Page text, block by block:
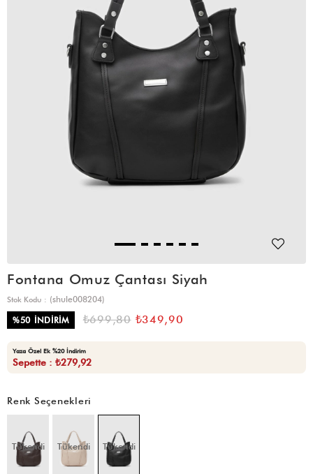
Fontana Omuz Çantası Siyah
Stok Kodu
(shule008204)
%50 İNDIRIM ₺699,80 ₺349,90
Yaza Özel Ek %20 İndirim
Sepette : ₺279,92
Renk Seçenekleri
Tükendi Tükendi Tükendi